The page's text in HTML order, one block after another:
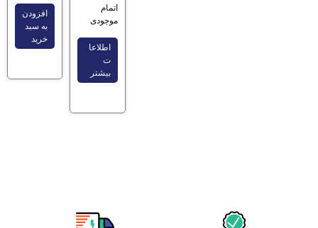
اتمام
موجودی
اطلاعا
ت
بیشتر
افزودن
به سبد
خرید